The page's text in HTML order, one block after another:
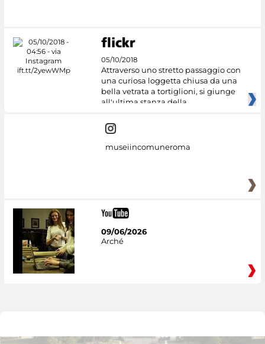
05/10/2018
Attraverso uno stretto passaggio con
una curiosa loggetta chiusa da una
bella vetrata a tortiglioni, si giunge
all'ultima stanza della
museiincomuneroma
09/06/2026
Arché